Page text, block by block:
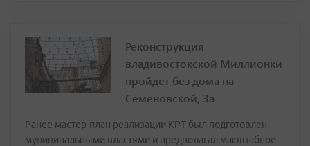
Реконструкция
владивостокской Миллионки
пройдет без дома на
Семеновской, 3а
Ранее мастер-план реализации КРТ был подготовлен
муниципальными властями и предполагал масштабное